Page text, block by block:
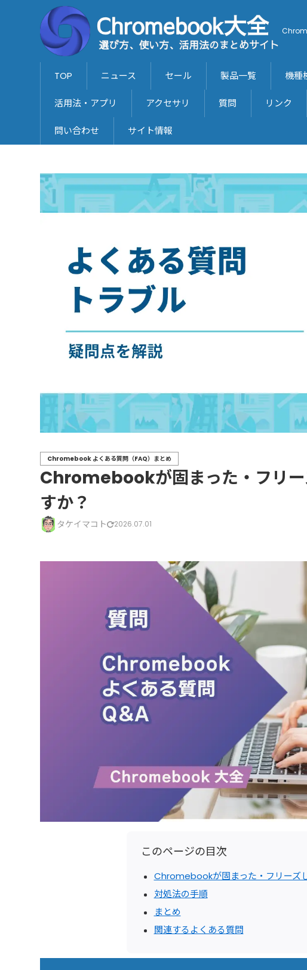
TOP ニュース セール 製品一覧 機種
活用法・アプリ アクセサリ 質問 リンク
問い合わせ サイト情報
Chromebookが固まった・フリー
すか？
タケイマコト 2026.07.01
Chromebook よくある質問（FAQ）まとめ
このページの目次
Chromebookが固まった・フリーズ
対処法の手順
まとめ
関連するよくある質問